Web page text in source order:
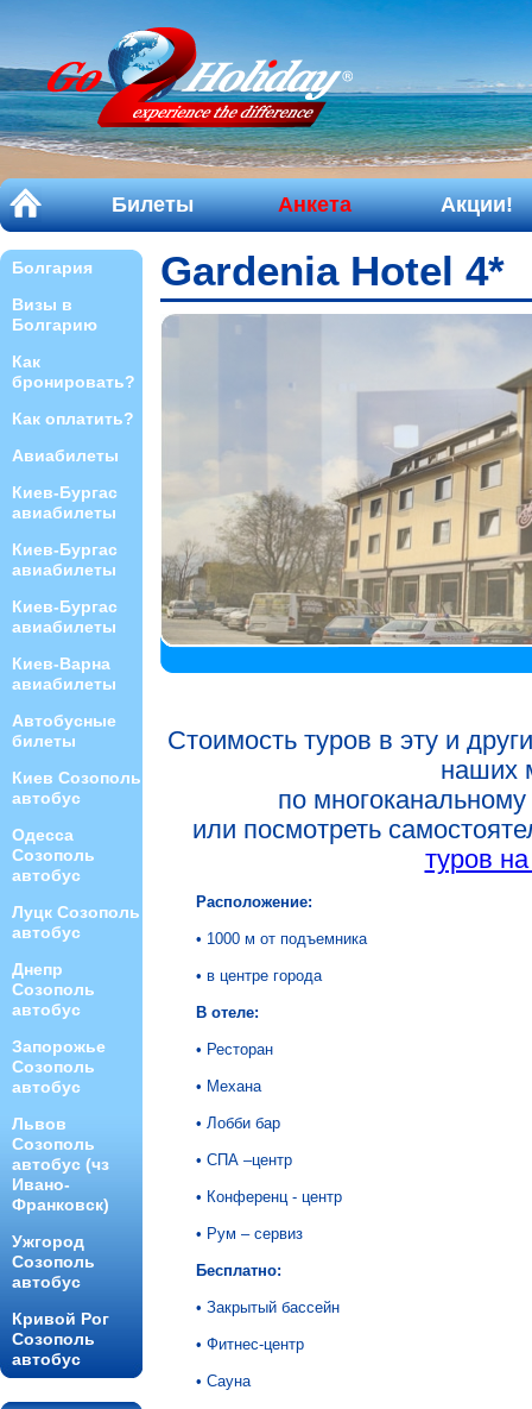
Билеты Анкета Акции!
Болгария
Визы в
Болгарию
Как
бронировать?
Как оплатить?
Авиабилеты
Киев-Бургас
авиабилеты
Киев-Бургас
авиабилеты
Киев-Бургас
авиабилеты
Киев-Варна
авиабилеты
Автобусные
билеты
Киев Созополь
автобус
Одесса
Созополь
автобус
Луцк Созополь
автобус
Днепр
Созополь
автобус
Запорожье
Созополь
автобус
Львов
Созополь
автобус (чз
Ивано-
Франковск)
Ужгород
Созополь
автобус
Кривой Рог
Созополь
автобус
Gardenia Hotel 4*
Стоимость туров в эту и
наших
по
или посмотреть
туров
Расположение:
• 1000 м от подъемника
• в центре города
В отеле:
• Ресторан
• Механа
• Лобби бар
• СПА –центр
• Конференц - центр
• Рум – сервиз
Бесплатно:
• Закрытый бассейн
• Фитнес-центр
• Сауна